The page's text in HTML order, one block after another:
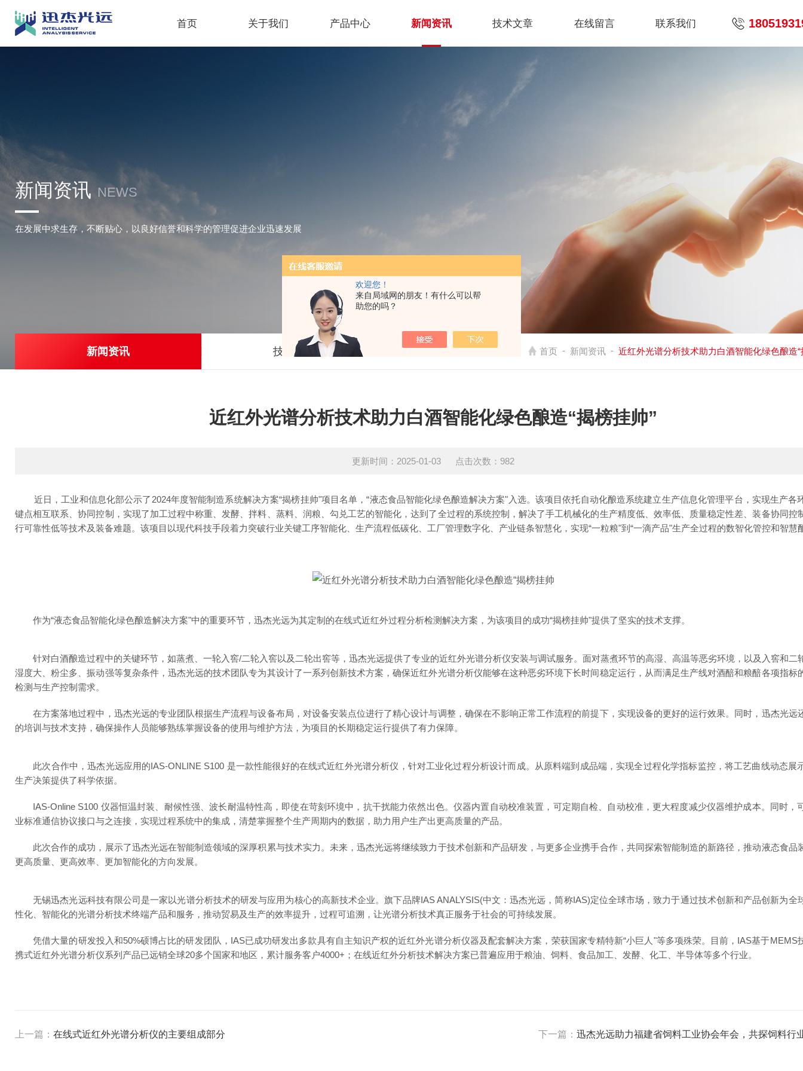
欢迎您！
来自局域网的朋友！有什么可以帮
助您的吗？
首页 关于我们 产品中心 新闻资讯 技术文章 在线留言 联系我们
新闻资讯 NEWS
在发展中求生存，不断贴心，以良好信誉和科学的管理促进企业迅速发展
首页 - 新闻资讯 - 近红外光谱分析技术助力白酒智能化绿色酿造“
新闻资讯 技术文章
近红外光谱分析技术助力白酒智能化绿色酿造“揭榜挂帅”
更新时间：2025-01-03 点击次数：982
近日，工业和信息化部公示了 2024年度智能制造系统解决方案“揭榜挂帅"项目名单，“液态食品智能化绿色酿造解决方案"入选。该项目依托自动化酿造系统建立生产信息化管理平台，实现生产各
键点相互联系、协同控制，实现了加工过程中称重、发酵、拌料、蒸料、润粮、勾兑工艺的智能化，达到了全过程的系统控制，解决了手工机械化的生产精度低、效率低、质量稳定性差、装备协同控
行可靠性低等技术及装备难题。该项目以现代科技手段着力突破行业关键工序智能化、生产流程低碳化、工厂管理数字化、产业链条智慧化，实现“一粒粮"到“一滴产品"生产全过程的数智化管控和智慧
作为“液态食品智能化绿色酿造解决方案"中的重要环节，迅杰光远为其定制的在线式近红外过程分析检测解决方案，为该项目的成功“揭榜挂帅"提供了坚实的技术支撑。
针对白酒酿造过程中的关键环节，如蒸煮、一轮入窖/二轮入窖以及二轮出窖等，迅杰光远提供了专业的近红外光谱分析仪安装与调试服务。面对蒸煮环节的高湿、高温等恶劣环境，以及入窖和二
湿度大、粉尘多、振动强等复杂条件，迅杰光远的技术团队专为其设计了一系列创新技术方案，确保近红外光谱分析仪能够在这种恶劣环境下长时间稳定运行，从而满足生产线对酒醅和粮醅各项指标
检测与生产控制需求。
在方案落地过程中，迅杰光远的专业团队根据生产流程与设备布局，对设备安装点位进行了精心设计与调整，确保在不影响正常工作流程的前提下，实现设备的更好的运行效果。同时，迅杰光远
的培训与技术支持，确保操作人员能够熟练掌握设备的使用与维护方法，为项目的长期稳定运行提供了有力保障。
此次合作中，迅杰光远应用的IAS-ONLINE S100 是一款性能很好的在线式近红外光谱分析仪，针对工业化过程分析设计而成。从原料端到成品端，实现全过程化学指标监控，将工艺曲线动态展
生产决策提供了科学依据。
IAS-Online S100 仪器恒温封装、耐候性强、波长耐温特性高，即使在苛刻环境中，抗干扰能力依然出色。仪器内置自动校准装置，可定期自检、自动校准， 更大程度减少仪器维护成本。同时，
业标准通信协议接口与之连接，实现过程系统中的集成，清楚掌握整个生产周期内的数据，助力用户生产出更高质量的产品。
此次合作的成功，展示了迅杰光远在智能制造领域的深厚积累与技术实力。未来，迅杰光远将继续致力于技术创新和产品研发，与更多企业携手合作，共同探索智能制造的新路径，推动液态食品
更高质量、更高效率、更加智能化的方向发展。
无锡迅杰光远科技有限公司是一家以光谱分析技术的研发与应用为核心的高新技术企业。旗下品牌IAS ANALYSIS(中文：迅杰光远，简称IAS)定位全球市场，致力于通过技术创新和产品创新为全
性化、智能化的光谱分析技术终端产品和服务，推动贸易及生产的效率提升，过程可追溯，让光谱分析技术真正服务于社会的可持续发展。
凭借大量的研发投入和50%硕博占比的研发团队，IAS已成功研发出多款具有自主知识产权的近红外光谱分析仪器及配套解决方案，荣获国家专精特新“小巨人"等多项殊荣。目前，IAS基于MEMS
携式近红外光谱分析仪系列产品已远销全球20多个国家和地区，累计服务客户4000+；在线近红外分析技术解决方案已普遍应用于粮油、饲料、食品加工、发酵、化工、半导体等多个行业。
上一篇： 在线式近红外光谱分析仪的主要组成部分 下一篇： 迅杰光远助力福建省饲料工业协会年会，共探饲料行